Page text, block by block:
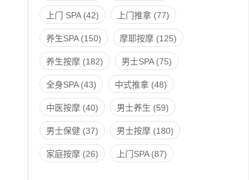
上门 SPA(42) 上门推拿(77)
养生SPA(150) 摩耶按摩(125)
养生按摩(182) 男士SPA(75)
全身SPA(43) 中式推拿(48)
中医按摩(40) 男士养生 (59)
男士保健(37) 男士按摩(180)
家庭按摩(26) 上门SPA(87)